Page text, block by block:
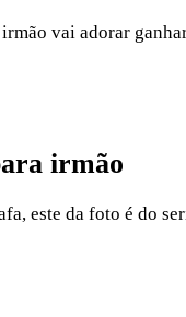
vai adorar
irmão
este da foto é do